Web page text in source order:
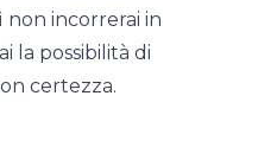
incorrerai in
la possibilità di
certezza.